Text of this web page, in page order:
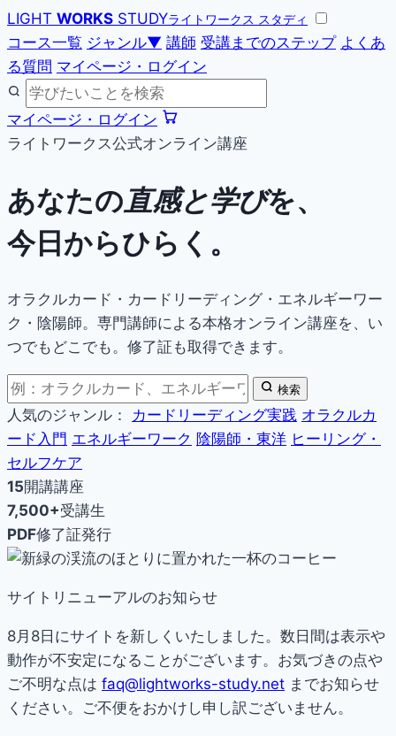
LIGHT WORKS STUDYライトワークス スタディ
コース一覧 ジャンル▼ 講師 受講までのステップ よくあ
る質問 マイページ・ログイン
マイページ・ログイン
ライトワークス公式オンライン講座
あなたの直感と学びを、
今日からひらく。
オラクルカード・カードリーディング・エネルギーワー
ク・陰陽師。専門講師による本格オンライン講座を、い
つでもどこでも。修了証も取得できます。
検索
人気のジャンル： カードリーディング実践 オラクルカ
ード入門 エネルギーワーク 陰陽師・東洋 ヒーリング・
セルフケア
15開講講座
7,500+受講生
PDF修了証発行
サイトリニューアルのお知らせ
8月8日にサイトを新しくいたしました。数日間は表示や
動作が不安定になることがございます。お気づきの点や
ご不明な点は faq@lightworks-study.net までお知らせ
ください。ご不便をおかけし申し訳ございません。